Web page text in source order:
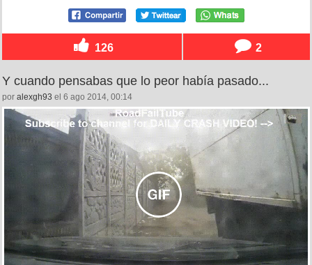
126 2
Y cuando pensabas que lo peor había pasado...
por alexgh93 el 6 ago 2014, 00:14